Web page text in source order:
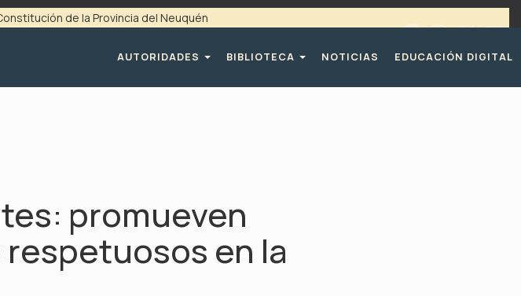
de la Provincia del Neuquén
AUTORIDADES
BIBLIOTECA NOTICIAS EDUCACIÓN DIGITAL
promueven
en la